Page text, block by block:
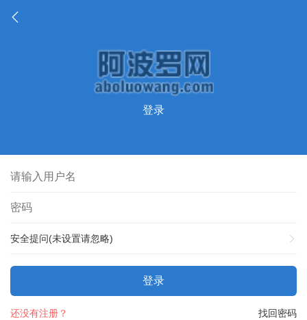
登录
安全提问(未设置请忽略)
登录
找回密码
还没有注册？